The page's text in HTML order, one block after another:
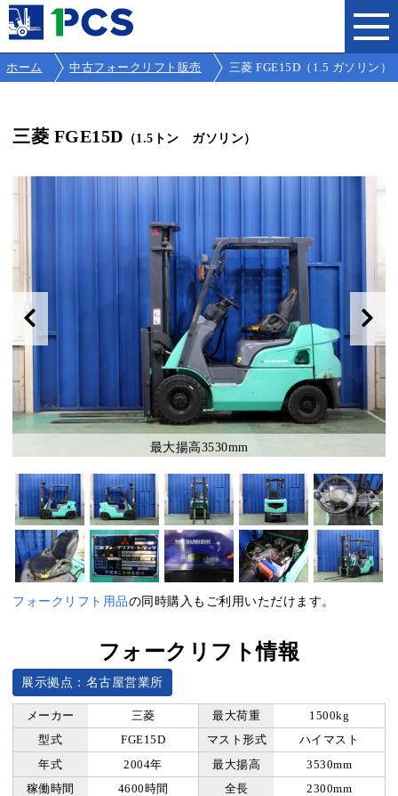
ホーム 中古フォークリフト販売 三菱 FGE15D（1.5 ガソリン）
三菱 FGE15D （1.5トン ガソリン）
最大揚高3530mm
フォークリフト用品の同時購入もご利用いただけます。
フォークリフト情報
展示拠点：名古屋営業所
メーカー 三菱 最大荷重
1500kg
型式
FGE15D マスト形式
ハイマスト
年式
2004年 最大揚高
3530mm
稼働時間
4600時間 全長
2300mm